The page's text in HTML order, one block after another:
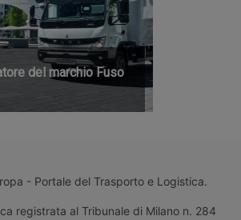
del marchio Fuso
- Portale del Trasporto e Logistica.
registrata al Tribunale di Milano n. 284